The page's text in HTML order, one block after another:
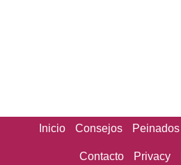
Inicio Consejos Peinados
Contacto Privacy